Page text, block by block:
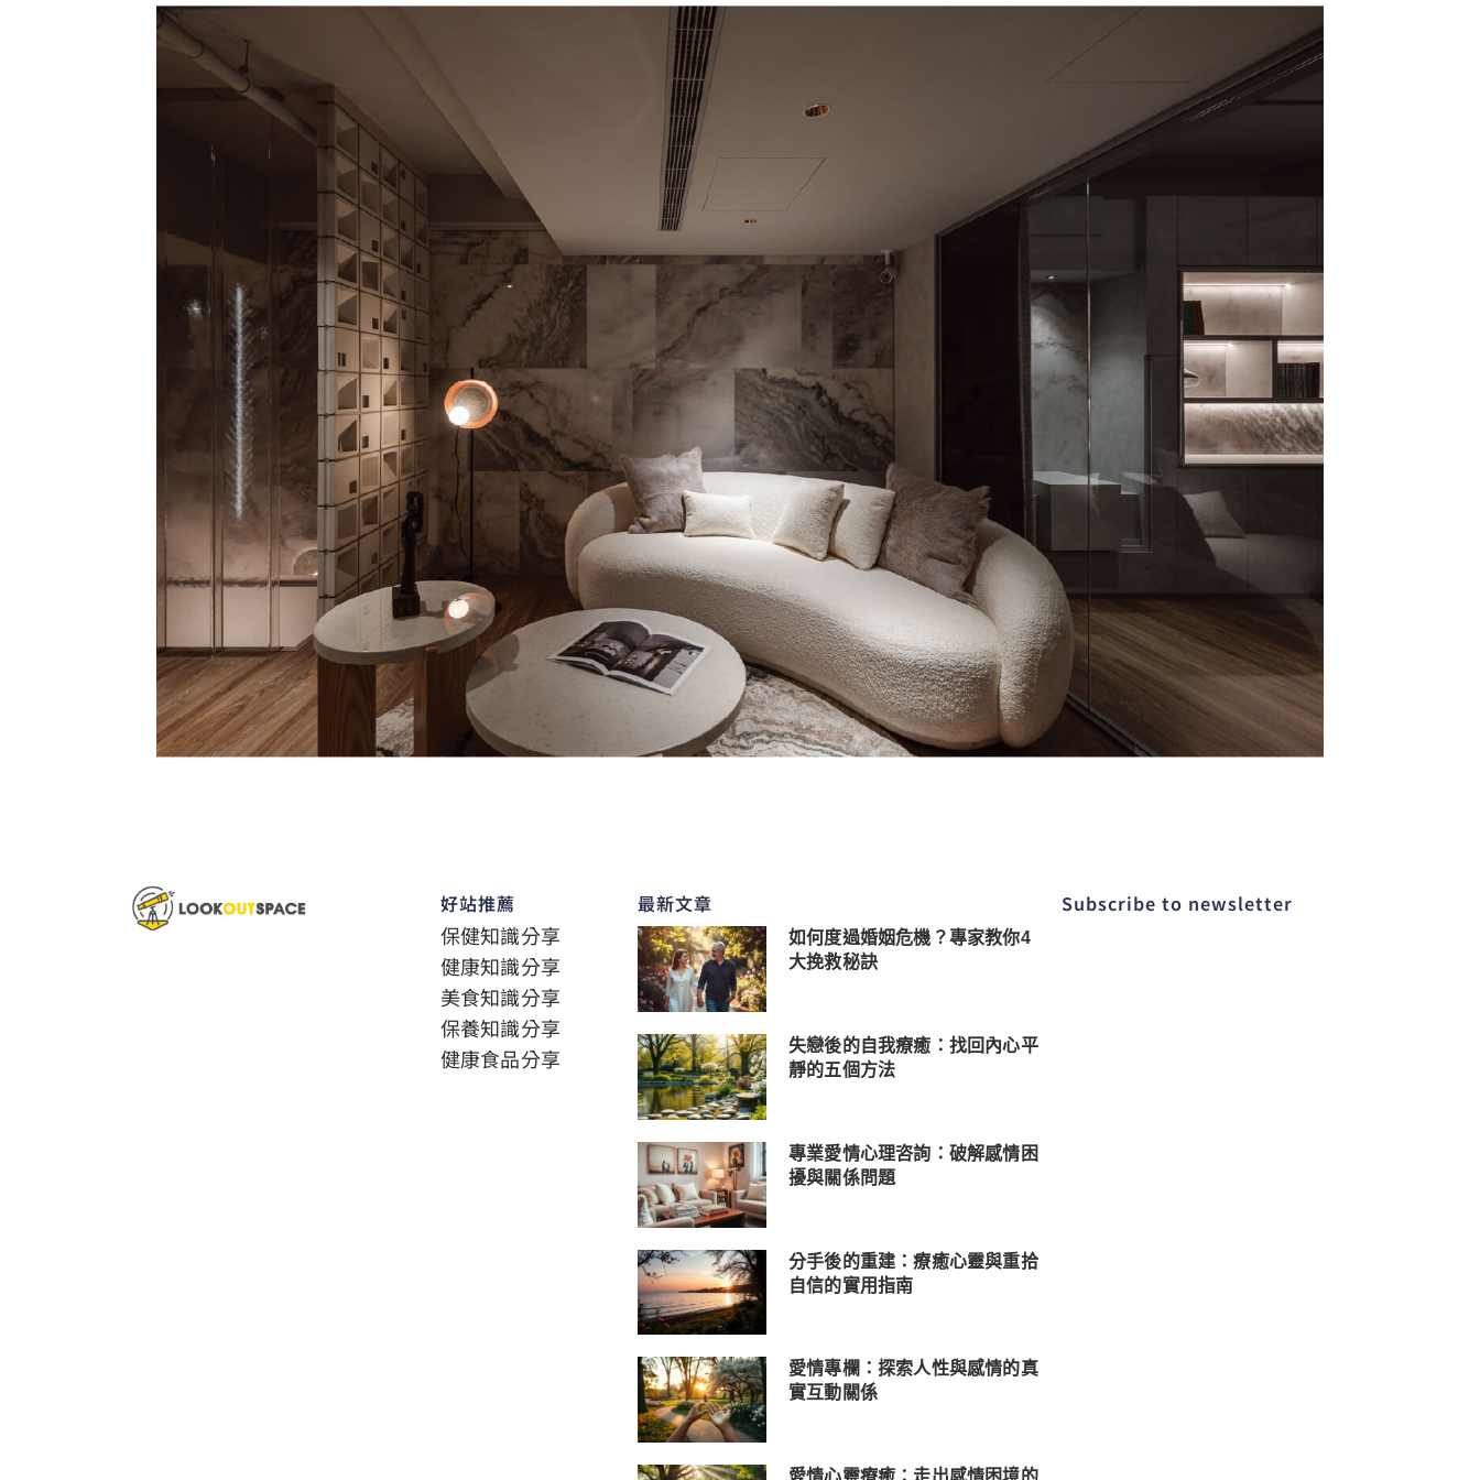
好站推薦
保健知識分享
健康知識分享
美食知識分享
保養知識分享
健康食品分享
最新文章
如何度過婚姻危機？專家教你4
大挽救秘訣
失戀後的自我療癒：找回內心平
靜的五個方法
專業愛情心理咨詢：破解感情困
擾與關係問題
分手後的重建：療癒心靈與重拾
自信的實用指南
愛情專欄：探索人性與感情的真
實互動關係
Subscribe to newsletter​